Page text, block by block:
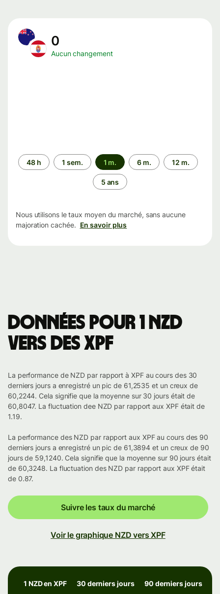
0
Aucun changement
Période
48 h 1 sem. 1 m. 6 m. 12 m.
5 ans
Nous utilisons le taux moyen du marché, sans aucune
majoration cachée. En savoir plus
Données pour 1 NZD
vers des XPF
La performance de NZD par rapport à XPF au cours des 30
derniers jours a enregistré un pic de 61,2535 et un creux de
60,2244. Cela signifie que la moyenne sur 30 jours était de
60,8047. La fluctuation dee NZD par rapport aux XPF était de
1.19.
La performance des NZD par rapport aux XPF au cours des 90
derniers jours a enregistré un pic de 61,3894 et un creux de 90
jours de 59,1240. Cela signifie que la moyenne sur 90 jours était
de 60,3248. La fluctuation des NZD par rapport aux XPF était
de 0.87.
Suivre les taux du marché
Voir le graphique NZD vers XPF
1 NZD en XPF 30 derniers jours 90 derniers jours